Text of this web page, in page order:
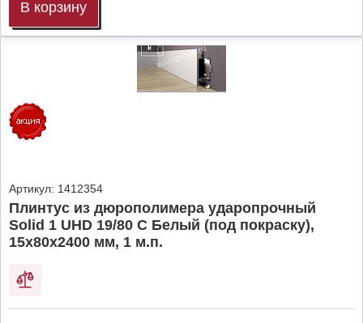
В корзину
Артикул: 1412354
Плинтус из дюрополимера ударопрочный
Solid 1 UHD 19/80 C Белый (под покраску),
15х80х2400 мм, 1 м.п.